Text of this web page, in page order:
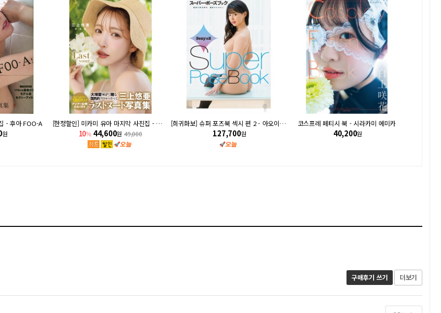
- 후아 FOO-A
원
[한정할인] 미카미 유아 마지막 사진집 - 라스트 유아 Last your...
10% 44,600원 49,000
[희귀화보] 슈퍼 포즈북 섹시 편 2 - 아오이 츠카사
127,700원
코스프레 페티시 북 - 시라카미 에미카
40,200원
구매후기 쓰기 더보기